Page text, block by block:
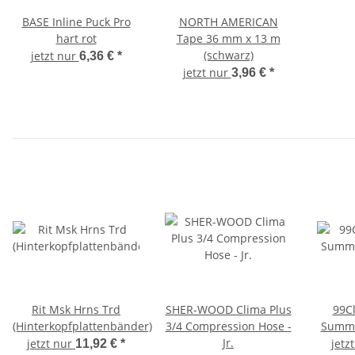
BASE Inline Puck Pro
hart rot
jetzt nur 6,36 € *
NORTH AMERICAN
Tape 36 mm x 13 m
(schwarz)
jetzt nur 3,96 € *
Rit Msk Hrns Trd
(Hinterkopfplattenbänder)
jetzt nur 11,92 € *
SHER-WOOD Clima Plus
3/4 Compression Hose -
Jr.